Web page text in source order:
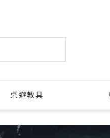
桌遊教具